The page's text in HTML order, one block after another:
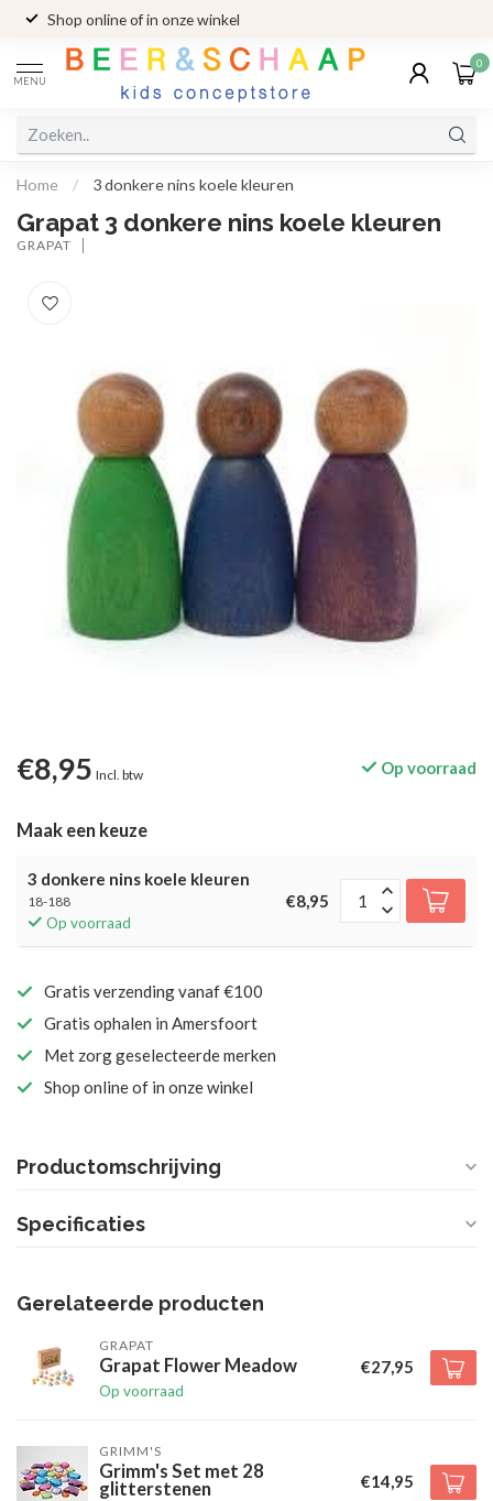
Shop online of in onze winkel
MENU
0
Home / 3 donkere nins koele kleuren
Grapat 3 donkere nins koele kleuren
GRAPAT
€8,95 Incl. btw Op voorraad
Maak een keuze
3 donkere nins koele kleuren
18-188
Op voorraad
€8,95
Gratis verzending vanaf €100
Gratis ophalen in Amersfoort
Met zorg geselecteerde merken
Shop online of in onze winkel
Productomschrijving
Specificaties
Gerelateerde producten
GRAPAT
Grapat Flower Meadow
Op voorraad
€27,95
GRIMM'S
Grimm's Set met 28
glitterstenen
€14,95